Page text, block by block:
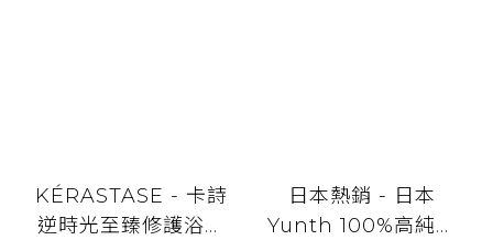
KÉRASTASE - 卡詩
逆時光至臻修護浴髮
日本熱銷 - 日本
Yunth 100%高純度